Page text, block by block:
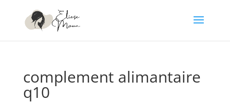
complement alimantaire
q10